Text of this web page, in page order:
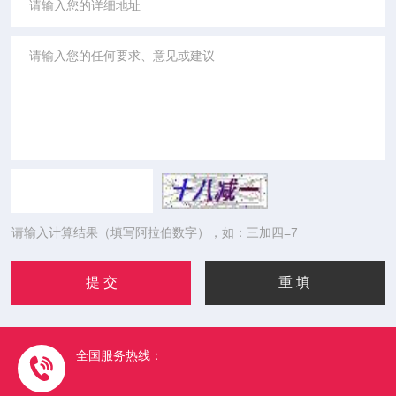
请输入计算结果（填写阿拉伯数字），如：三加四=7
全国服务热线：